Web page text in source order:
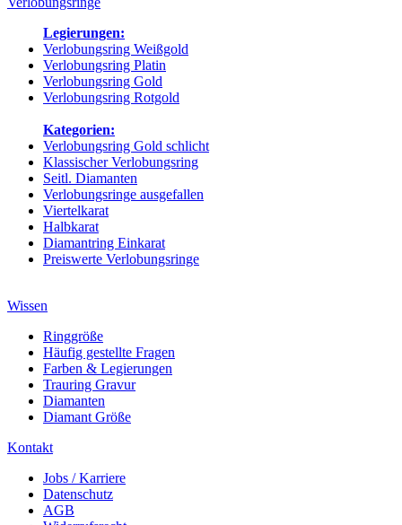
Legierungen:
Verlobungsring Weißgold
Verlobungsring Platin
Verlobungsring Gold
Verlobungsring Rotgold
Kategorien:
Verlobungsring Gold schlicht
Klassischer Verlobungsring
Seitl. Diamanten
Verlobungsringe ausgefallen
Viertelkarat
Halbkarat
Diamantring Einkarat
Preiswerte Verlobungsringe
Wissen
Ringgröße
Häufig gestellte Fragen
Farben & Legierungen
Trauring Gravur
Diamanten
Diamant Größe
Kontakt
Jobs / Karriere
Datenschutz
AGB